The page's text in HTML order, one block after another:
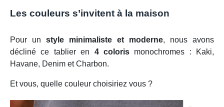
Les couleurs s’invitent à la maison
Pour un style minimaliste et moderne, nous avons
décliné ce tablier en 4 colorismonochromes : Kaki,
Havane, Denim et Charbon.
Et vous, quelle couleur choisiriez vous ?